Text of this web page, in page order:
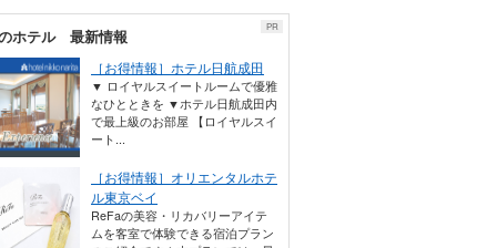
PR
ホテル 最新情報
［お得情報］ホテル日航成田
▼ ロイヤルスイートルームで優雅
なひとときを ▼ホテル日航成田内
で最上級のお部屋 【ロイヤルスイ
ート...
［お得情報］オリエンタルホテ
ル東京ベイ
ReFaの美容・リカバリーアイテ
ムを客室で体験できる宿泊プラン